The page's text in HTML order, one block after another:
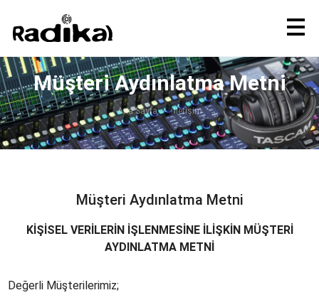
Müşteri Aydınlatma Metni
Ana Sayfa İletişim
Müşteri Aydınlatma Metni
KİŞİSEL VERİLERİN İŞLENMESİNE İLİŞKİN MÜŞTERİ
AYDINLATMA METNİ
Değerli Müşterilerimiz;